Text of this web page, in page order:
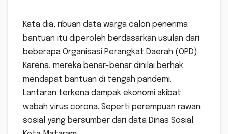
Kata dia, ribuan data warga calon penerima
bantuan itu diperoleh berdasarkan usulan dari
beberapa Organisasi Perangkat Daerah (OPD).
Karena, mereka benar-benar dinilai berhak
mendapat bantuan di tengah pandemi.
Lantaran terkena dampak ekonomi akibat
wabah virus corona. Seperti perempuan rawan
sosial yang bersumber dari data Dinas Sosial